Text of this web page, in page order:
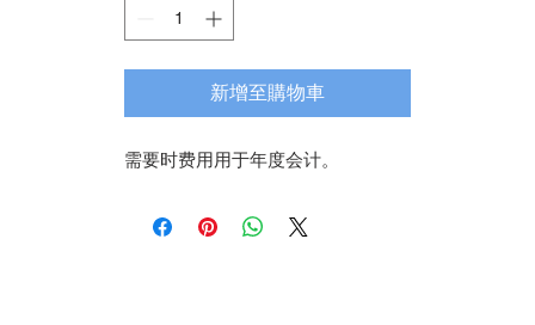
新增至購物車
需要时费用用于年度会计。